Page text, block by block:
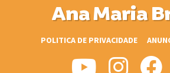
Ana Maria
POLITICA DE PRIVACIDADE